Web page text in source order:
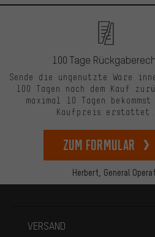
Herbert, General
100 Tage
Sende die ungenutzte Ware
100 Tagen nach dem Kauf
maximal 10 Tagen bekommst
Kaufpreis erstattet.
zum Formular
VERSAND